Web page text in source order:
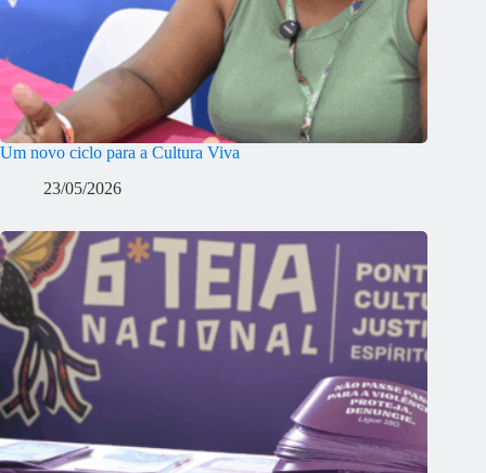
Um novo ciclo para a Cultura Viva
23/05/2026